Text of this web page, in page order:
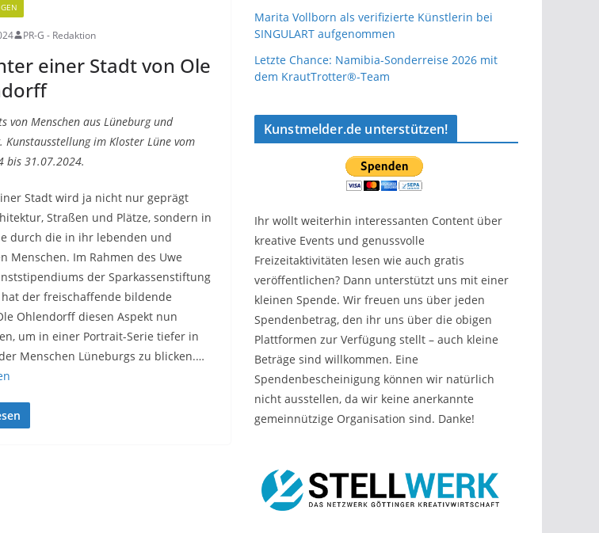
PR-G - Redaktion
einer Stadt von Ole
von Menschen aus Lüneburg und
Kunstausstellung im Kloster Lüne vom
bis 31.07.2024.
Stadt wird ja nicht nur geprägt
Straßen und Plätze, sondern in
durch die in ihr lebenden und
Menschen. Im Rahmen des Uwe
der Sparkassenstiftung
der freischaffende bildende
Ohlendorff diesen Aspekt nun
um in einer Portrait-Serie tiefer in
Menschen Lüneburgs zu blicken.…
Marita Vollborn als verifizierte Künstlerin bei
SINGULART aufgenommen
Letzte Chance: Namibia-Sonderreise 2026 mit
dem KrautTrotter®-Team
Kunstmelder.de unterstützen!
Ihr wollt weiterhin interessanten Content über
kreative Events und genussvolle
Freizeitaktivitäten lesen wie auch gratis
veröffentlichen? Dann unterstützt uns mit einer
kleinen Spende. Wir freuen uns über jeden
Spendenbetrag, den ihr uns über die obigen
Plattformen zur Verfügung stellt – auch kleine
Beträge sind willkommen. Eine
Spendenbescheinigung können wir natürlich
nicht ausstellen, da wir keine anerkannte
gemeinnützige Organisation sind. Danke!